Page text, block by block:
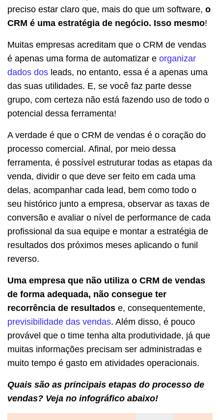
preciso estar claro que, mais do que um software, o
CRM é uma estratégia de negócio. Isso mesmo!
Muitas empresas acreditam que o CRM de vendas
é apenas uma forma de automatizar e organizar
dados dos leads, no entanto, essa é a apenas uma
das suas utilidades. E, se você faz parte desse
grupo, com certeza não está fazendo uso de todo o
potencial dessa ferramenta!
A verdade é que o CRM de vendas é o coração do
processo comercial. Afinal, por meio dessa
ferramenta, é possível estruturar todas as etapas da
venda, dividir o que deve ser feito em cada uma
delas, acompanhar cada lead, bem como todo o
seu histórico junto a empresa, observar as taxas de
conversão e avaliar o nível de performance de cada
profissional da sua equipe e montar a estratégia de
resultados dos próximos meses aplicando o funil
reverso.
Uma empresa que não utiliza o CRM de vendas
de forma adequada, não consegue ter
recorrência de resultados e, consequentemente,
previsibilidade das vendas. Além disso, é pouco
provável que o time tenha alta produtividade, já que
muitas informações precisam ser administradas e
muito tempo é gasto em atividades operacionais.
Quais são as principais etapas do processo de
vendas? Veja no infográfico abaixo!